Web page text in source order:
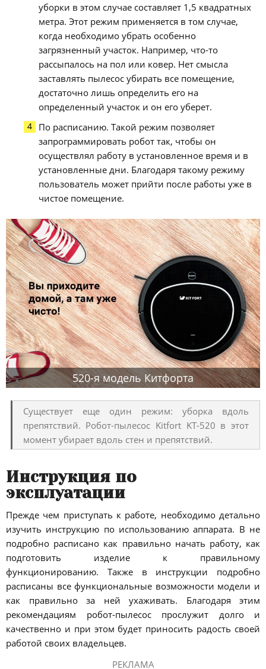
уборки в этом случае составляет 1,5 квадратных
метра. Этот режим применяется в том случае,
когда необходимо убрать особенно
загрязненный участок. Например, что-то
рассыпалось на пол или ковер. Нет смысла
заставлять пылесос убирать все помещение,
достаточно лишь определить его на
определенный участок и он его уберет.
По расписанию. Такой режим позволяет
запрограммировать робот так, чтобы он
осуществлял работу в установленное время и в
установленные дни. Благодаря такому режиму
пользователь может прийти после работы уже в
чистое помещение.
520-я модель Китфорта
Существует еще один режим: уборка вдоль
препятствий. Робот-пылесос Kitfort KT-520 в этот
момент убирает вдоль стен и препятствий.
Инструкция по
эксплуатации
Прежде чем приступать к работе, необходимо детально
изучить инструкцию по использованию аппарата. В не
подробно расписано как правильно начать работу, как
подготовить изделие к правильному
функционированию. Также в инструкции подробно
расписаны все функциональные возможности модели и
как правильно за ней ухаживать. Благодаря этим
рекомендациям робот-пылесос прослужит долго и
качественно и при этом будет приносить радость своей
работой своих владельцев.
РЕКЛАМА